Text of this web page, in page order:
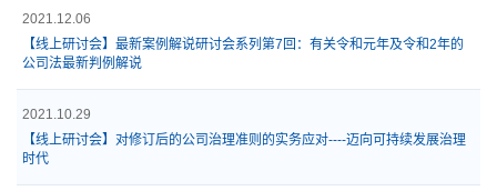
2021.12.06
【线上研讨会】最新案例解说研讨会系列第7回：有关令和元年及令和2年的
公司法最新判例解说
2021.10.29
【线上研讨会】对修订后的公司治理准则的实务应对----迈向可持续发展治理
时代